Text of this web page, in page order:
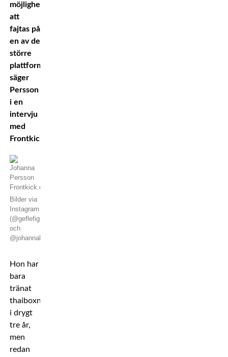
möjlighet
att
fajtas på
en av de
större
plattformarna,
säger
Persson
i en
intervju
med
Frontkick.online.
Bilder via
Instagram
(@geflefightcampmuaythai
och
@johannakpersson)
Hon har
bara
tränat
thaiboxning
i drygt
tre år,
men
redan